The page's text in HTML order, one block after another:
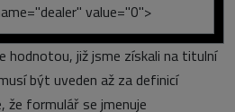
value="0">
hodnotou, již jsme získali na titulní
být uveden až za definicí
že formulář se jmenuje